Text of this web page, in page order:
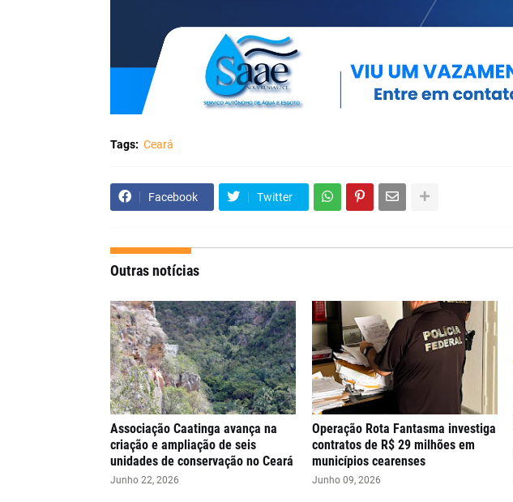
Tags: Ceará
Facebook Twitter
Outras notícias
Associação Caatinga avança na
criação e ampliação de seis
unidades de conservação no Ceará
Junho 22, 2026
Operação Rota Fantasma investiga
contratos de R$ 29 milhões em
municípios cearenses
Junho 09, 2026